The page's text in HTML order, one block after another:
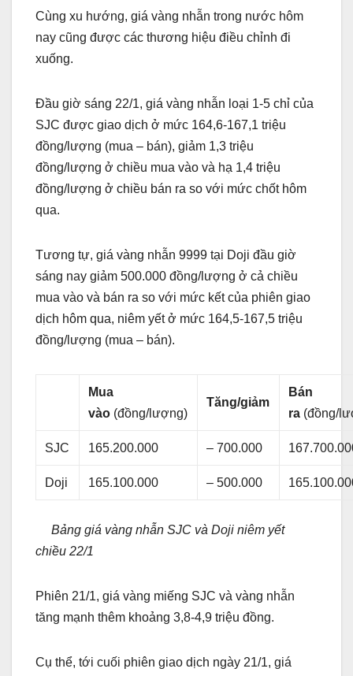
Cùng xu hướng, giá vàng nhẫn trong nước hôm
nay cũng được các thương hiệu điều chỉnh đi
xuống.
Đầu giờ sáng 22/1, giá vàng nhẫn loại 1-5 chỉ của
SJC được giao dịch ở mức 164,6-167,1 triệu
đồng/lượng (mua – bán), giảm 1,3 triệu
đồng/lượng ở chiều mua vào và hạ 1,4 triệu
đồng/lượng ở chiều bán ra so với mức chốt hôm
qua.
Tương tự, giá vàng nhẫn 9999 tại Doji đầu giờ
sáng nay giảm 500.000 đồng/lượng ở cả chiều
mua vào và bán ra so với mức kết của phiên giao
dịch hôm qua, niêm yết ở mức 164,5-167,5 triệu
đồng/lượng (mua – bán).
Mua
vào (đồng/lượng)
Tăng/giảm
Bán
ra (đồng/
SJC 165.200.000 – 700.000
Doji 165.100.000 – 500.000
Bảng giá vàng nhẫn SJC và Doji niêm yết
chiều 22/1
Phiên 21/1, giá vàng miếng SJC và vàng nhẫn
tăng mạnh thêm khoảng 3,8-4,9 triệu đồng.
Cụ thể, tới cuối phiên giao dịch ngày 21/1, giá